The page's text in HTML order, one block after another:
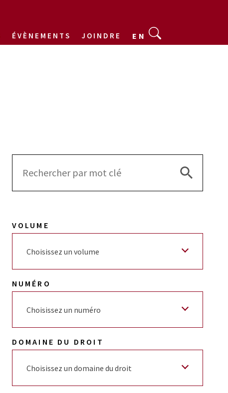
ÉVÈNEMENTS JOINDRE EN
Search
Search
VOLUME
Choisissez un volume
NUMÉRO
Choisissez un numéro
DOMAINE DU DROIT
Choisissez un domaine du droit